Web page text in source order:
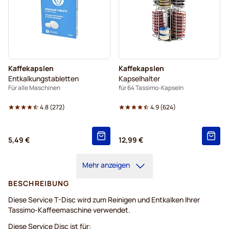
Kaffekapslen
Entkalkungstabletten
Für alle Maschinen
4.8(272)
5,49 €
Kaffekapslen
Kapselhalter
für 64 Tassimo-Kapseln
4.9(624)
12,99 €
Mehr anzeigen
BESCHREIBUNG
Diese Service T-Disc wird zum Reinigen und Entkalken Ihrer
Tassimo-Kaffeemaschine verwendet.
Diese Service Disc ist für: